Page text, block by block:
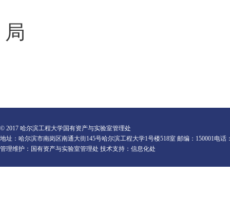
局
© 2017 哈尔滨工程大学国有资产与实验室管理处
地址：哈尔滨市南岗区南通大街145号哈尔滨工程大学1号楼518室 邮编：150001电话
管理维护：国有资产与实验室管理处 技术支持：信息化处